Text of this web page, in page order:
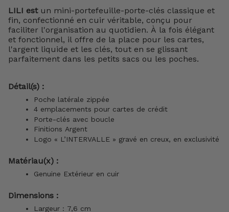
LILI est un mini-portefeuille-porte-clés classique et
fin, confectionné en cuir véritable, conçu pour
faciliter l'organisation au quotidien. À la fois élégant
et fonctionnel, il offre de la place pour les cartes,
l'argent liquide et les clés, tout en se glissant
parfaitement dans les petits sacs ou les poches.
Détail(s) :
Poche latérale zippée
4 emplacements pour cartes de crédit
Porte-clés avec boucle
Finitions Argent
Logo « L’INTERVALLE » gravé en creux, en exclusivité
Matériau(x) :
Genuine Extérieur en cuir
Dimensions :
Largeur : 7,6 cm